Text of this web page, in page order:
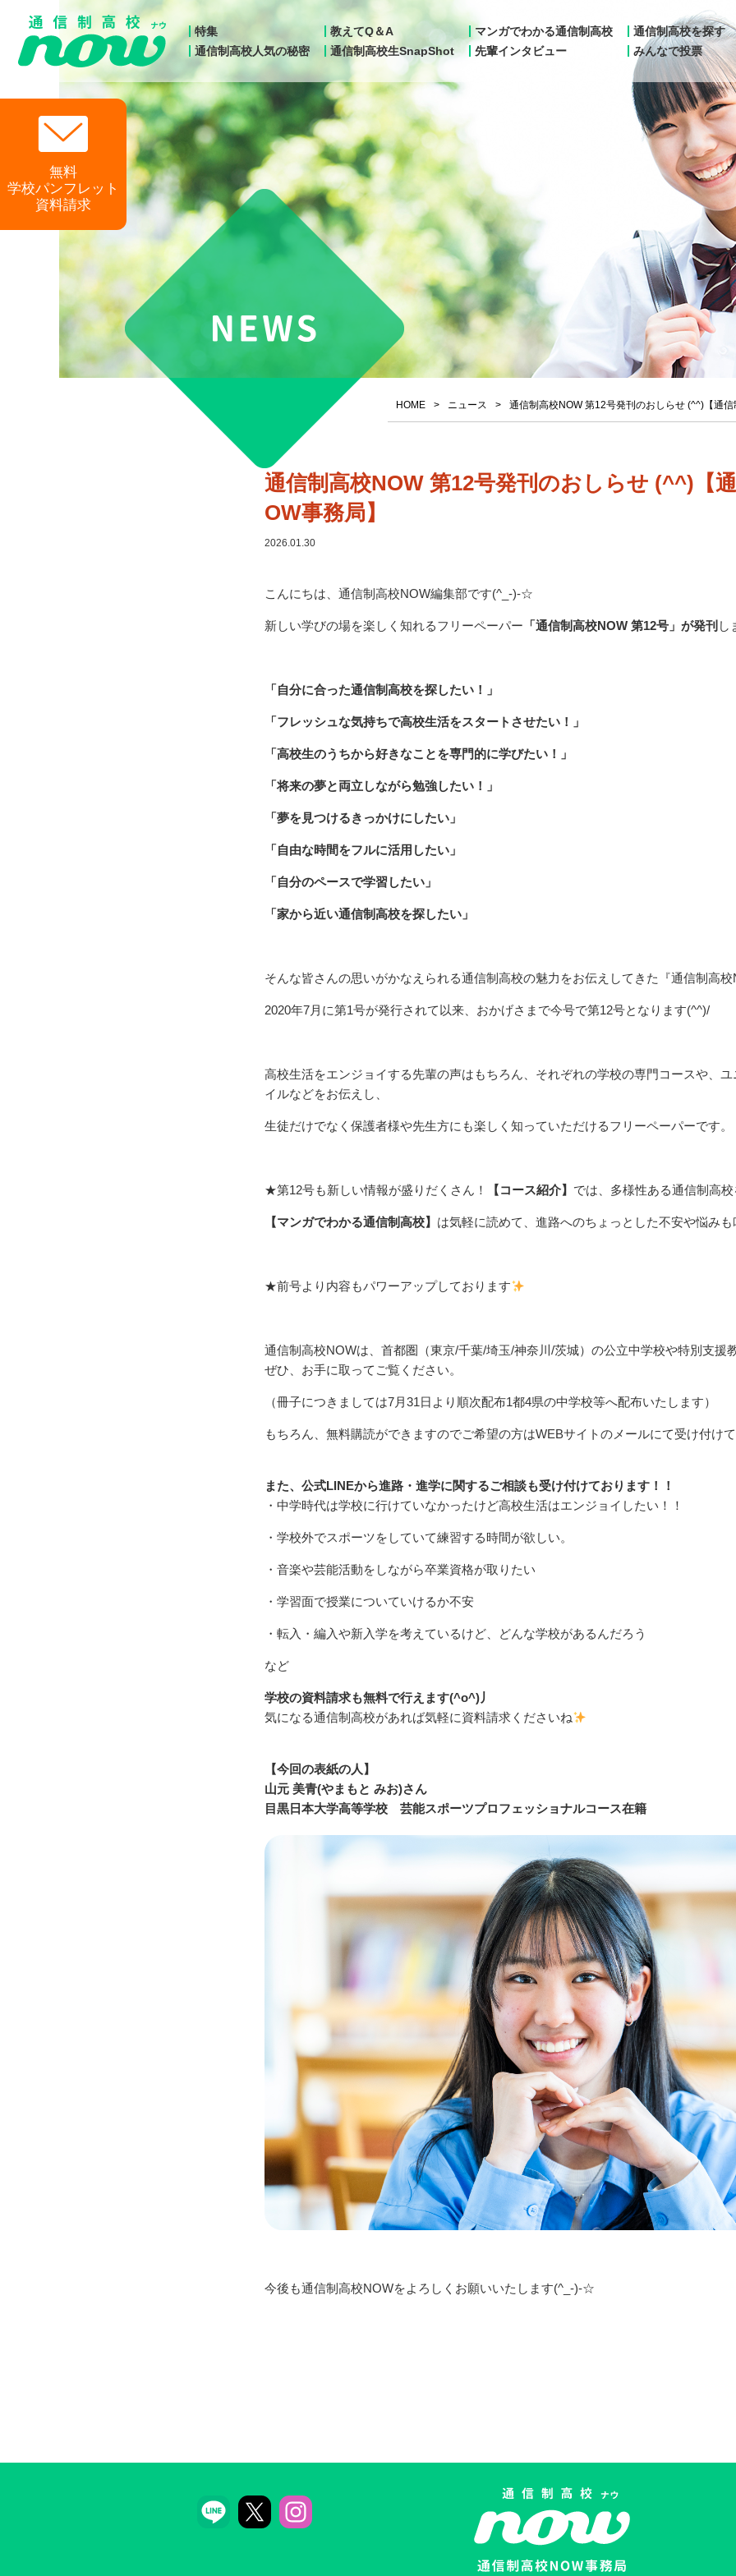
特集
通信制高校人気の秘密
教えてQ＆A
通信制高校生SnapShot
マンガでわかる通信制高校
先輩インタビュー
通信制高校を探す
みんなで投票
HOME ニュース 通信制高校NOW 第12号発刊のおしらせ (^^)【通信
通信制高校NOW 第12号発刊のおしらせ (^^)【
OW事務局】
2026.01.30
こんにちは、通信制高校NOW編集部です(^_-)-☆
新しい学びの場を楽しく知れるフリーペーパー 「通信制高校NOW 第12号」が発刊 し
「自分に合った通信制高校を探したい！」
「フレッシュな気持ちで高校生活をスタートさせたい！」
「高校生のうちから好きなことを専門的に学びたい！」
「将来の夢と両立しながら勉強したい！」
「夢を見つけるきっかけにしたい」
「自由な時間をフルに活用したい」
「自分のペースで学習したい」
「家から近い通信制高校を探したい」
そんな皆さんの思いがかなえられる通信制高校の魅力をお伝えしてきた『通信制高校
2020年7月に第1号が発行されて以来、おかげさまで今号で第12号となります(^^)/
高校生活をエンジョイする先輩の声はもちろん、それぞれの学校の専門コースや、ユ
イルなどをお伝えし、
生徒だけでなく保護者様や先生方にも楽しく知っていただけるフリーペーパーです。
★第12号も新しい情報が盛りだくさん！ 【コース紹介】 では、多様性ある通信制高校
【マンガでわかる通信制高校】 は気軽に読めて、進路へのちょっとした不安や悩みも
★前号より内容もパワーアップしております
通信制高校NOWは、首都圏（東京/千葉/埼玉/神奈川/茨城）の公立中学校や特別支援
ぜひ、お手に取ってご覧ください。
（冊子につきましては7月31日より順次配布1都4県の中学校等へ配布いたします）
もちろん、無料購読ができますのでご希望の方はWEBサイトのメールにて受け付け
また、公式LINEから進路・進学に関するご相談も受け付けております！！
・中学時代は学校に行けていなかったけど高校生活はエンジョイしたい！！
・学校外でスポーツをしていて練習する時間が欲しい。
・音楽や芸能活動をしながら卒業資格が取りたい
・学習面で授業についていけるか不安
・転入・編入や新入学を考えているけど、どんな学校があるんだろう
など
学校の資料請求も無料で行えます(^o^)丿
気になる通信制高校があれば気軽に資料請求くださいね
【今回の表紙の人】
山元 美青(やまもと みお)さん
目黒日本大学高等学校 芸能スポーツプロフェッショナルコース在籍
今後も通信制高校NOWをよろしくお願いいたします(^_-)-☆
無料
学校パンフレット
資料請求